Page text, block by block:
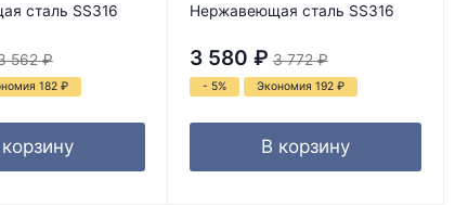
сталь SS316
562 ₽
182 ₽
Нержавеющая сталь SS316
3 580 ₽ 3 772 ₽
- 5% Экономия 192 ₽
В корзину